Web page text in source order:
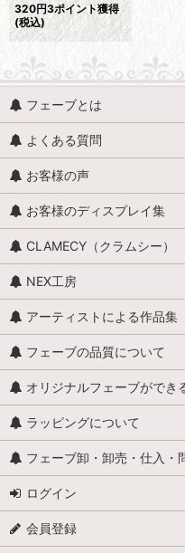
320円3ポイント獲得
(税込)
フェーブとは
よくある質問
お客様の声
お客様のディスプレイ集
CLAMECY（クラムシー）
NEX工房
アーティストによる作品集
フェーブの品質について
オリジナルフェーブができ
ラッピングについて
フェーブ卸・卸売・仕入・
ログイン
会員登録